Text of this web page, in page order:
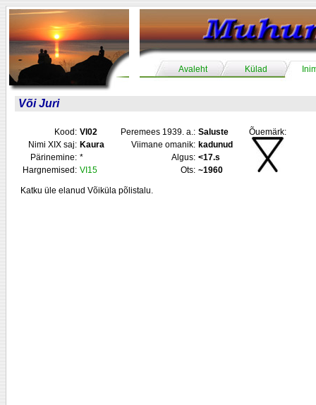
Avaleht Külad
Või Juri
Kood: VI02 Peremees 1939. a.: Saluste
Õuemärk:
Nimi XIX saj: Kaura Viimane omanik: kadunud
Pärinemine: * Algus: <17.s
Hargnemised: VI15 Ots: ~1960
Katku üle elanud Võiküla põlistalu.